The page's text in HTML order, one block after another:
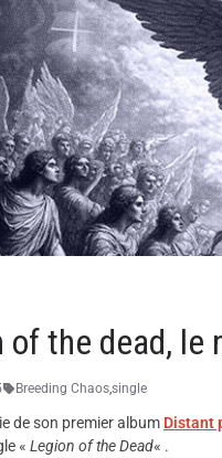
of the dead, le
Breeding Chaos,single
de son premier album Distant
« Legion of the Dead« .